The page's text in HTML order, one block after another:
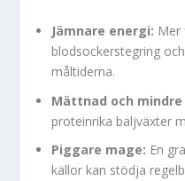
Jämnare energi: Mer
blodsockerstegring
måltiderna.
Mättnad och
proteinrika baljväxter
Piggare mage: En
källor kan stödja